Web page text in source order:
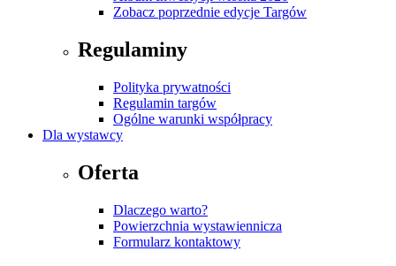
Zobacz poprzednie edycje Targów
Regulaminy
Polityka prywatności
Regulamin targów
Ogólne warunki współpracy
Dla wystawcy
Oferta
Dlaczego warto?
Powierzchnia wystawiennicza
Formularz kontaktowy